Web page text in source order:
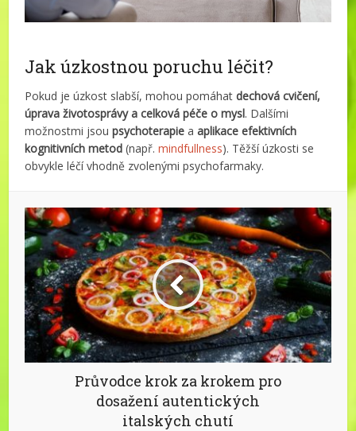
Jak úzkostnou poruchu léčit?
Pokud je úzkost slabší, mohou pomáhatdechová cvičení,
úprava životosprávy a celková péče o mysl. Dalšími
možnostmi jsoupsychoterapie aaplikace efektivních
kognitivních metod (např.mindfullness). Těžší úzkosti se
obvykle léčí vhodně zvolenými psychofarmaky.
Průvodce krok za krokem pro
dosažení autentických
italských chutí